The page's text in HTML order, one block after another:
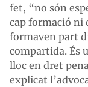
fet, “no són
cap formació ni
formaven part
compartida. És
lloc en dret
explicat